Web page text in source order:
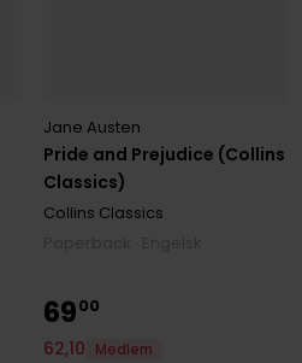
Pride and Prejudice (Collins
Classics)
Jane Austen
Collins Classics
6900
62,10
Medlem